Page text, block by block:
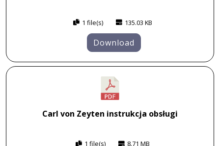
1 file(s) 135.03 KB
Download
Carl von Zeyten instrukcja obsługi
1 file(s) 8.71 MB